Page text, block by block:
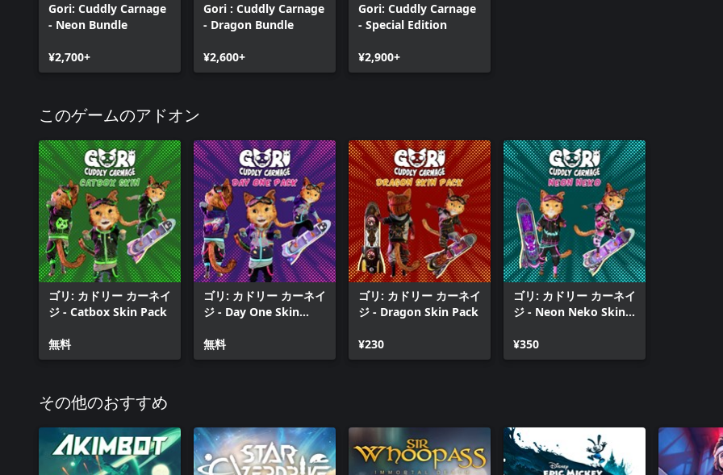
Gori: Cuddly Carnage
- Neon Bundle
¥2,700+
Gori : Cuddly Carnage
- Dragon Bundle
¥2,600+
Gori: Cuddly Carnage
- Special Edition
¥2,900+
このゲームのアドオン
ゴリ: カドリー カーネイ
ジ - Catbox Skin Pack
無料
ゴリ: カドリー カーネイ
ジ - Day One Skin
無料
ゴリ: カドリー カーネイ
ジ - Dragon Skin Pack
¥230
ゴリ: カドリー カーネイ
ジ - Neon Neko Skin
¥350
その他のおすすめ